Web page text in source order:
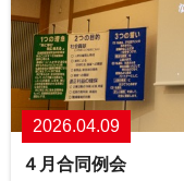
2026.04.09
４月合同例会